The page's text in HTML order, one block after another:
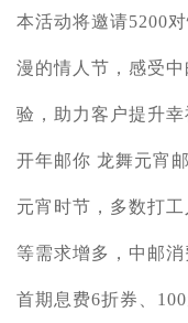
本活动将邀请5200
漫的情人节，感受
验，助力客户提升幸
开年邮你 龙舞元宵
元宵时节，多数打
等需求增多，中邮
首期息费6折券、